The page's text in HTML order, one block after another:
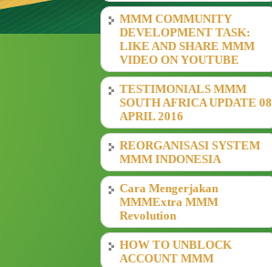
MMM COMMUNITY
DEVELOPMENT TASK:
LIKE AND SHARE MMM
VIDEO ON YOUTUBE
TESTIMONIALS MMM
SOUTH AFRICA UPDATE 08
APRIL 2016
REORGANISASI SYSTEM
MMM INDONESIA
Cara Mengerjakan
MMMExtra MMM
Revolution
HOW TO UNBLOCK
ACCOUNT MMM